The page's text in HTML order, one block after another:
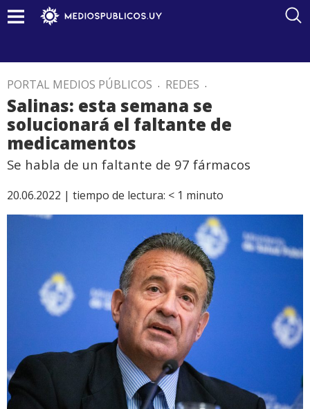
PORTAL MEDIOS PÚBLICOS . REDES .
Salinas: esta semana se
solucionará el faltante de
medicamentos
Se habla de un faltante de 97 fármacos
20.06.2022 | tiempo de lectura: < 1 minuto